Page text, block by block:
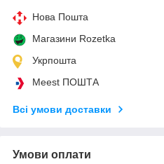
Нова Пошта
Магазини Rozetka
Укрпошта
Meest ПОШТА
Всі умови доставки
Умови оплати